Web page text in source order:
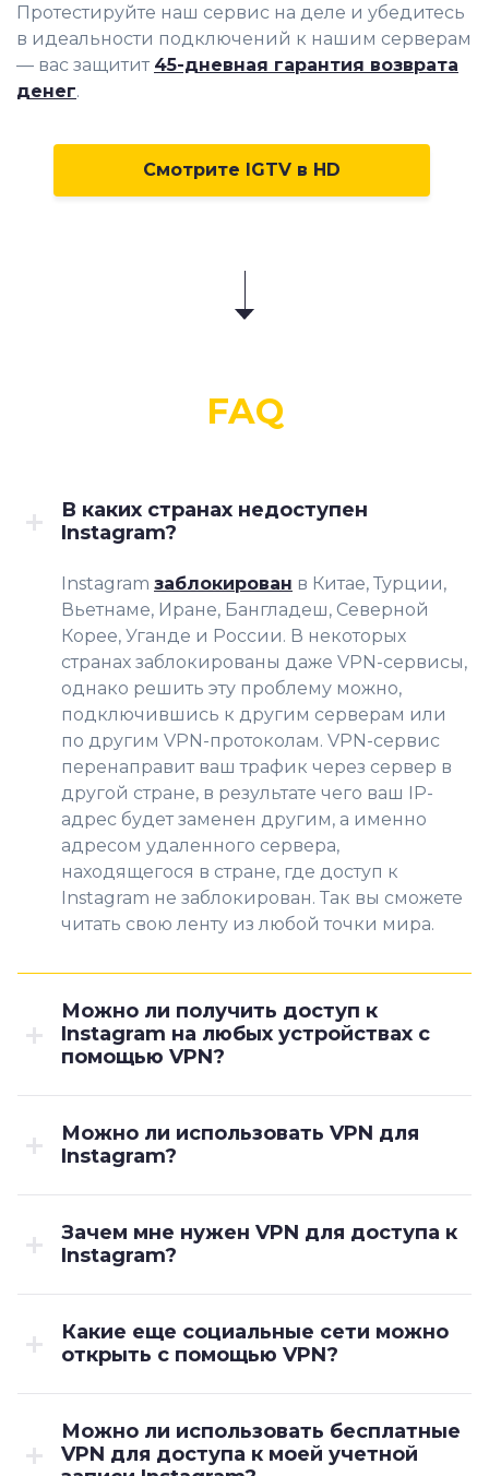
Протестируйте наш сервис на деле и убедитесь
в идеальности подключений к нашим серверам
— вас защитит 45-дневная гарантия возврата
денег.
Смотрите IGTV в HD
FAQ
В каких странах недоступен
Instagram?
Instagram заблокирован в Китае, Турции,
Вьетнаме, Иране, Бангладеш, Северной
Корее, Уганде и России. В некоторых
странах заблокированы даже VPN-сервисы,
однако решить эту проблему можно,
подключившись к другим серверам или
по другим VPN-протоколам. VPN-сервис
перенаправит ваш трафик через сервер в
другой стране, в результате чего ваш IP-
адрес будет заменен другим, а именно
адресом удаленного сервера,
находящегося в стране, где доступ к
Instagram не заблокирован. Так вы сможете
читать свою ленту из любой точки мира.
Можно ли получить доступ к
Instagram на любых устройствах с
помощью VPN?
Можно ли использовать VPN для
Instagram?
Зачем мне нужен VPN для доступа к
Instagram?
Какие еще социальные сети можно
открыть с помощью VPN?
Можно ли использовать бесплатные
VPN для доступа к моей учетной